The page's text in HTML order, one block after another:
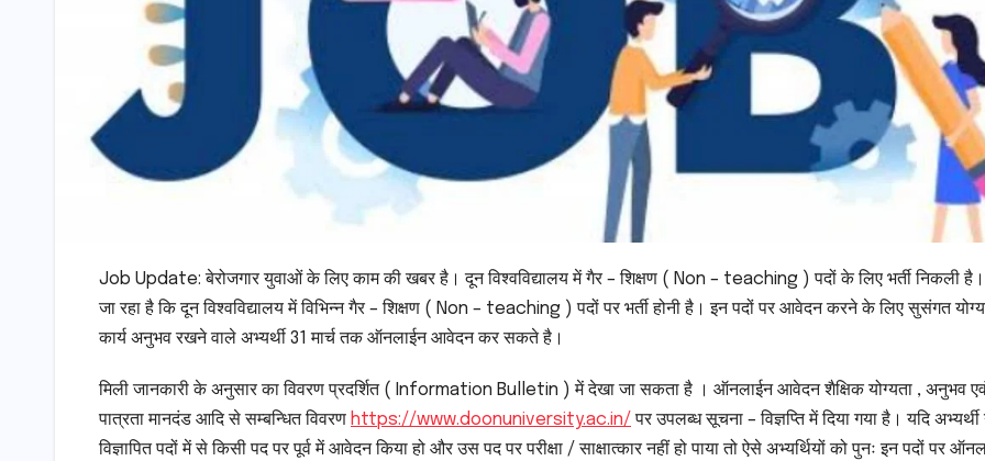
Job Update: बेरोजगार युवाओं के लिए काम की खबर है। दून विश्वविद्यालय में गैर – शिक्षण ( Non – teaching ) पदों के लिए भर्ती निकली है।
जा रहा है कि दून विश्वविद्यालय में विभिन्न गैर – शिक्षण ( Non – teaching ) पदों पर भर्ती होनी है। इन पदों पर आवेदन करने के लिए सुसंगत
कार्य अनुभव रखने वाले अभ्यर्थी 31 मार्च तक ऑनलाईन आवेदन कर सकते है।
मिली जानकारी के अनुसार का विवरण प्रदर्शित ( Information Bulletin ) में देखा जा सकता है । ऑनलाईन आवेदन शैक्षिक योग्यता , अनुभव
पात्रता मानदंड आदि से सम्बन्धित विवरण https://www.doonuniversity.ac.in/ पर उपलब्ध सूचना – विज्ञप्ति में दिया गया है। यदि अभ्यर्थी
विज्ञापित पदों में से किसी पद पर पूर्व में आवेदन किया हो और उस पद पर परीक्षा / साक्षात्कार नहीं हो पाया तो ऐसे अभ्यर्थियों को पुनः इन पदों पर